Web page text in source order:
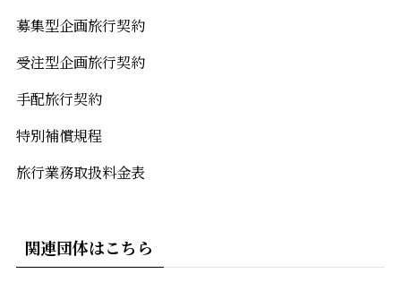
募集型企画旅行契約
受注型企画旅行契約
手配旅行契約
特別補償規程
旅行業務取扱料金表
関連団体はこちら